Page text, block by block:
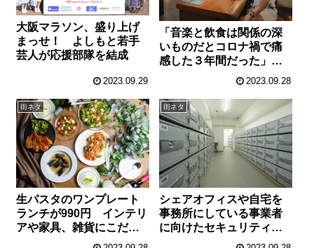
大阪マラソン、盛り上げ
まっせ！ よしもと若手
芸人が応援部隊を結成
2023.09.29
「音楽と飲食は関係の深
いものだとコロナ禍で痛
感した３年間だった」
１日限り「天いち」食べ
歩き音楽祭を開催
2023.09.28
街ネタ
生パスタのワンプレート
ランチが990円 インテリ
アや家具、雑貨にこだわ
ったカフェ＆バーを北浜
街ネタ
シェアオフィスや自宅を
事務所にしている事業者
に向けたセキュリティ